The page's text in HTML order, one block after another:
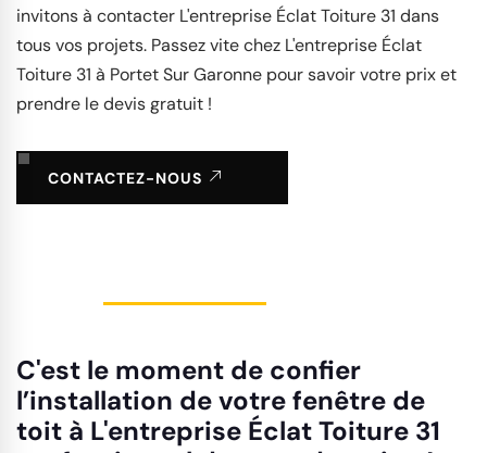
invitons à contacter L'entreprise Éclat Toiture 31 dans
tous vos projets. Passez vite chez L'entreprise Éclat
Toiture 31 à Portet Sur Garonne pour savoir votre prix et
prendre le devis gratuit !
CONTACTEZ-NOUS
C'est le moment de confier
l’installation de votre fenêtre de
toit à L'entreprise Éclat Toiture 31